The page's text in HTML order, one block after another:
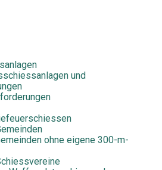
und
ohne eigene 300-m-